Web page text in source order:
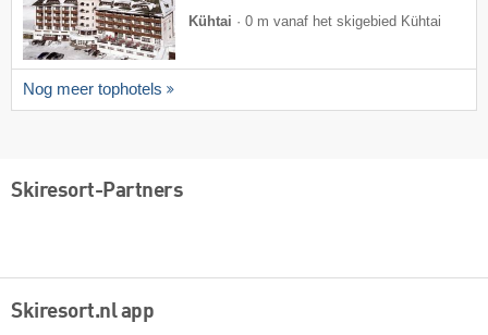
Kühtai · 0 m vanaf het skigebied Kühtai
Nog meer tophotels
Skiresort-Partners
Skiresort.nl app